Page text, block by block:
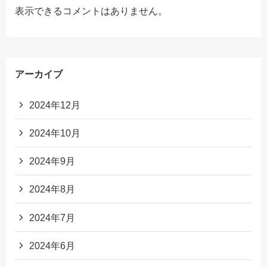
表示できるコメントはありません。
アーカイブ
2024年12月
2024年10月
2024年9月
2024年8月
2024年7月
2024年6月